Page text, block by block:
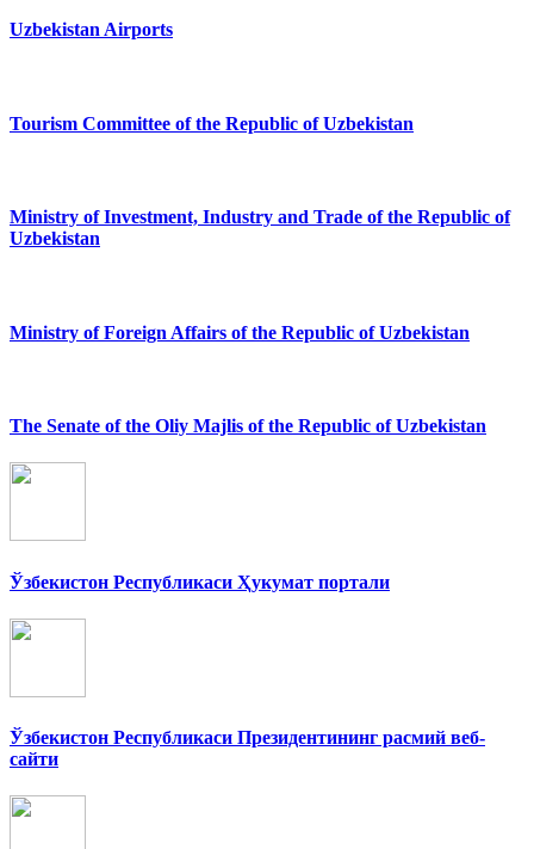
Uzbekistan Airports
Tourism Committee of the Republic of Uzbekistan
Ministry of Investment, Industry and Trade of the Republic of
Uzbekistan
Ministry of Foreign Affairs of the Republic of Uzbekistan
The Senate of the Oliy Majlis of the Republic of Uzbekistan
Ўзбекистон Республикаси Ҳукумат портали
Ўзбекистон Республикаси Президентининг расмий веб-
сайти